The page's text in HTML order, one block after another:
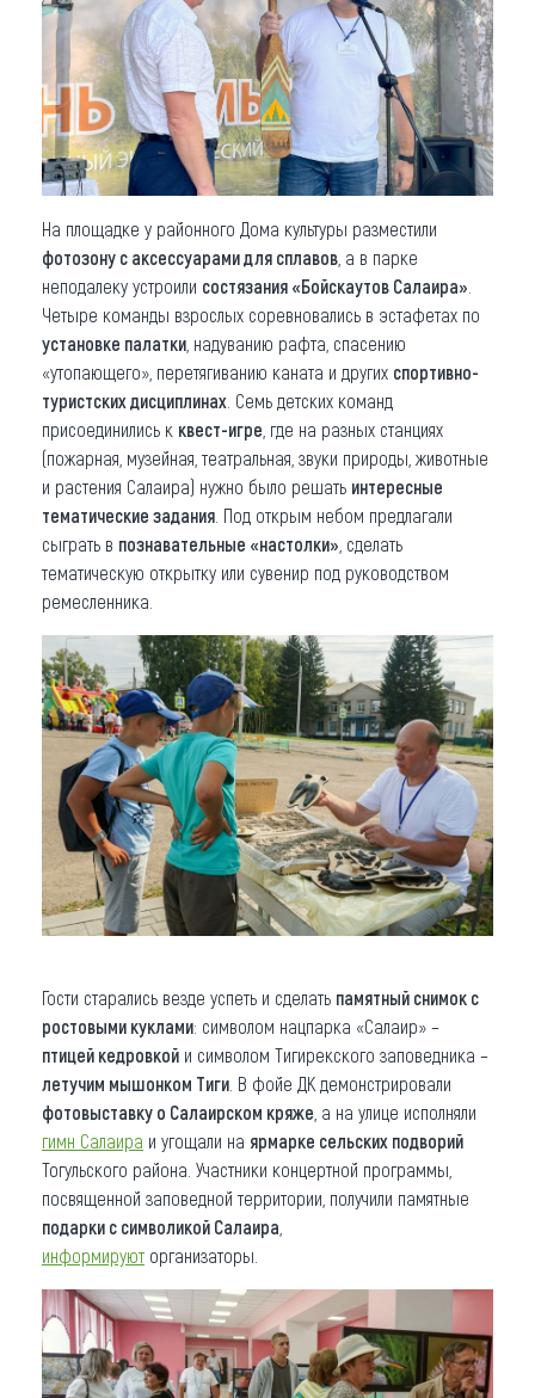
На площадке у районного Дома культуры разместили
фотозону с аксессуарами для сплавов , а в парке
неподалеку устроили состязания «Бойскаутов Салаира»
Четыре команды взрослых соревновались в эстафетах по
установке палатки , надуванию рафта, спасению
«утопающего», перетягиванию каната и других спортивно-
туристских дисциплинах . Семь детских команд
присоединились к квест-игре , где на разных станциях
(пожарная, музейная, театральная, звуки природы, животные
и растения Салаира) нужно было решать интересные
тематические задания . Под открым небом предлагали
сыграть в познавательные «настолки» , сделать
тематическую открытку или сувенир под руководством
ремесленника.
Гости старались везде успеть и сделать памятный снимок с
ростовыми куклами: символом нацпарка «Салаир» –
птицей кедровкой и символом Тигирекского заповедника –
летучим мышонком Тиги . В фойе ДК демонстрировали
фотовыставку о Салаирском кряже , а на улице исполняли
гимн Салаира и угощали на ярмарке сельских подворий
Тогульского района. Участники концертной программы,
посвященной заповедной территории, получили памятные
подарки с символикой Салаира
информируют организаторы.